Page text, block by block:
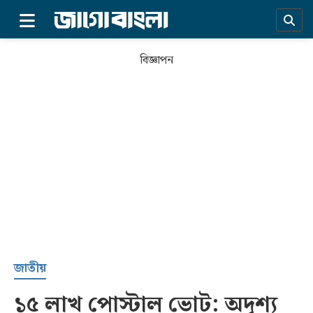
সর্বশেষ
বিজ্ঞাপন
জাতীয়
১৫ লাখ পোস্টাল ভোট: অদৃশ্য